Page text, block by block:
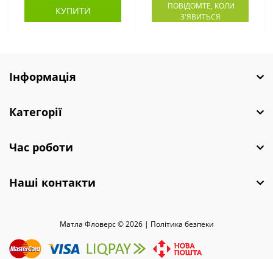
КУПИТИ
ПОВІДОМТЕ, КОЛИ
З'ЯВИТЬСЯ
Інформація
Категорії
Час роботи
Наші контакти
Матла Фловерс © 2026 | Полiтика безпеки